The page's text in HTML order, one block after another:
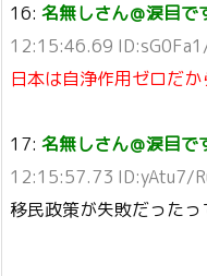
16: 名無しさん＠涙目で
12:15:46.69
日本は自浄作用ゼロだ
17: 名無しさん＠涙目
12:15:57.73 ID:yAtu7/
移民政策が失敗だった